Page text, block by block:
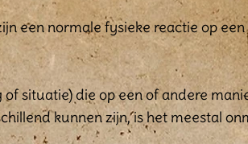
een normale fysieke reactie op
situatie) die op een of andere
kunnen zijn, is het meestal